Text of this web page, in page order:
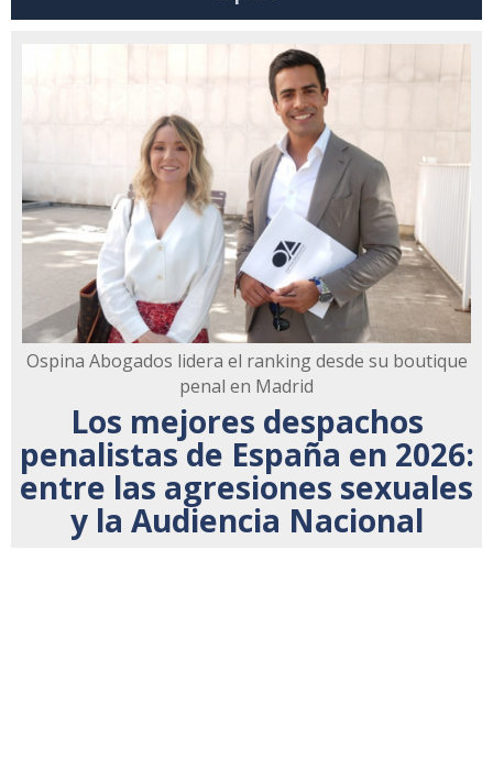
Ospina Abogados lidera el ranking desde su boutique
penal en Madrid
Los mejores despachos
penalistas de España en 2026:
entre las agresiones sexuales
y la Audiencia Nacional